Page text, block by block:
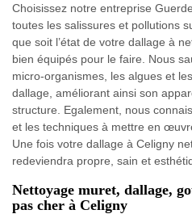
Choisissez notre entreprise
toutes les salissures et pollutions
que soit l’état de votre dallage à
bien équipés pour le faire. Nous
micro-organismes, les algues et
dallage, améliorant ainsi son
structure. Egalement, nous
et les techniques à mettre en
Une fois votre dallage à Celigny
redeviendra propre, sain et
Nettoyage muret, dallage,
pas cher à Celigny